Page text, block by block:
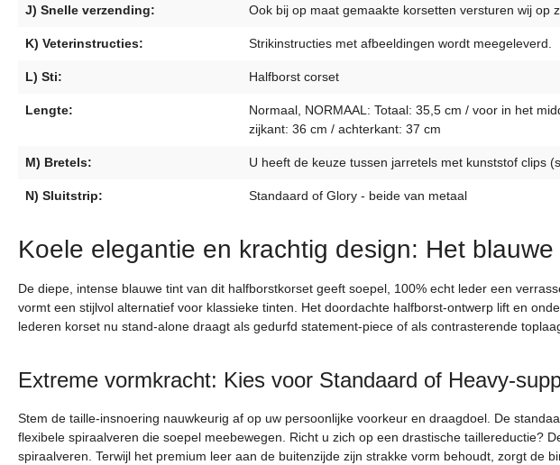
J) Snelle verzending: Ook bij op maat gemaakte korsetten versturen wij op
K) Veterinstructies: Strikinstructies met afbeeldingen wordt meegeleverd.
L) Sti: Halfborst corset
Lengte:
Normaal, NORMAAL: Totaal: 35,5 cm / voor in het
zijkant: 36 cm / achterkant: 37 cm
M) Bretels: U heeft de keuze tussen jarretels met kunststof clips
N) Sluitstrip: Standaard of Glory - beide van metaal
Koele elegantie en krachtig design: Het
De diepe, intense blauwe tint van dit halfborstkorset geeft soepel, 100% echt leder een
vormt een stijlvol alternatief voor klassieke tinten. Het doordachte halfborst-ontwerp lift en
lederen korset nu stand-alone draagt als gedurfd statement-piece of als contrasterende
Extreme vormkracht: Kies voor Standaard of Heavy-
Stem de taille-insnoering nauwkeurig af op uw persoonlijke voorkeur en draagdoel. De
flexibele spiraalveren die soepel meebewegen. Richt u zich op een drastische taillereductie?
spiraalveren. Terwijl het premium leer aan de buitenzijde zijn strakke vorm behoudt, zorgt de